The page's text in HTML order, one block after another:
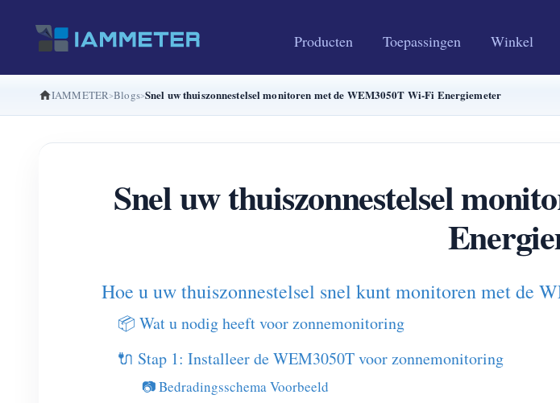
Producten Toepassingen Winkel
IAMMETER Blogs Snel uw thuiszonnestelsel monitoren met de WEM3050T Wi-Fi Energiemeter
Snel uw thuiszonnestelsel
Hoe u uw thuiszonnestelsel snel kunt monitoren met de
📦 Wat u nodig heeft voor zonnemonitoring
🔌 Stap 1: Installeer de WEM3050T voor zonnemonitoring
📷 Bedradingsschema Voorbeeld